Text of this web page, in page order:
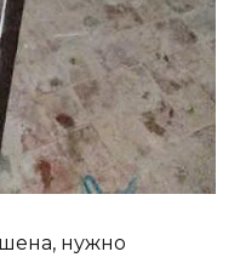
нужно